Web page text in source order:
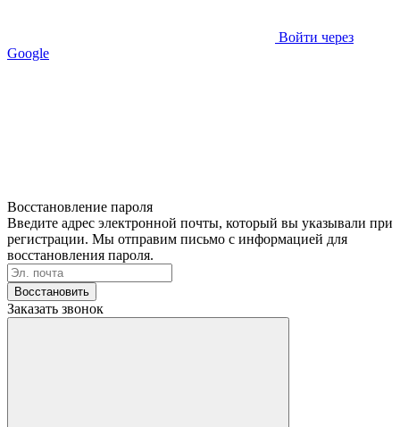
Войти через
Google
Восстановление пароля
Введите адрес электронной почты, который вы указывали при
регистрации. Мы отправим письмо с информацией для
восстановления пароля.
Восстановить
Заказать звонок